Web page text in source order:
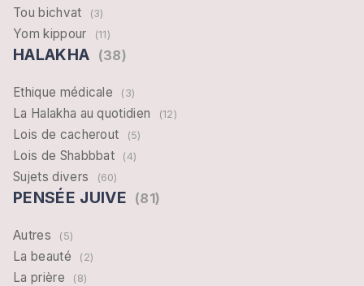
Tou bichvat (3)
Yom kippour (11)
HALAKHA (38)
Ethique médicale (3)
La Halakha au quotidien (12)
Lois de cacherout (5)
Lois de Shabbbat (4)
Sujets divers (60)
PENSÉE JUIVE (81)
Autres (5)
La beauté (2)
La prière (8)